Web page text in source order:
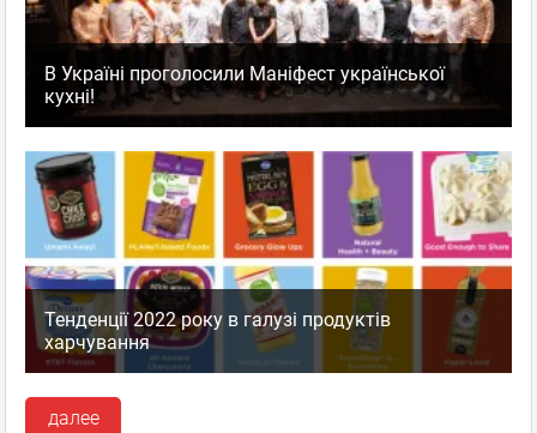
В Україні проголосили Маніфест української
кухні!
Тенденції 2022 року в галузі продуктів
харчування
далее